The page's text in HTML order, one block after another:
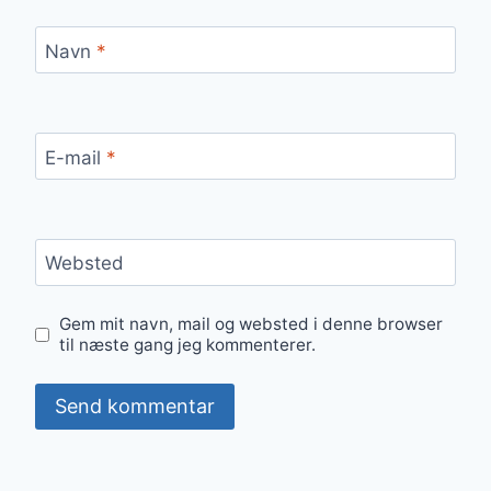
Navn *
E-mail *
Websted
Gem mit navn, mail og websted i denne browser
til næste gang jeg kommenterer.